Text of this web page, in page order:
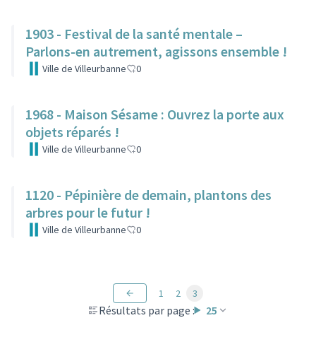
1903 - Festival de la santé mentale –
Parlons-en autrement, agissons ensemble !
Ville de Villeurbanne 0
1968 - Maison Sésame : Ouvrez la porte aux
objets réparés !
Ville de Villeurbanne 0
1120 - Pépinière de demain, plantons des
arbres pour le futur !
Ville de Villeurbanne 0
Résultats par page : 25
1 2 3